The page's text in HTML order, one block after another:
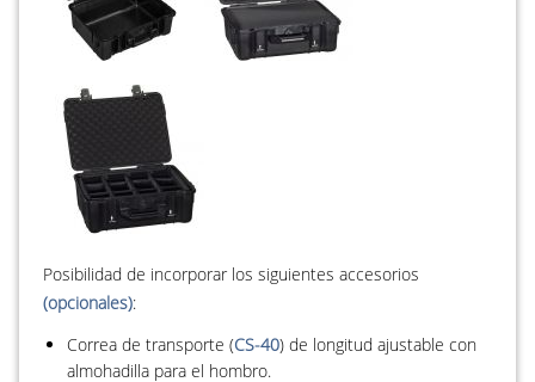
Posibilidad de incorporar los siguientes accesorios
(opcionales):
Correa de transporte (CS-40) de longitud ajustable con
almohadilla para el hombro.